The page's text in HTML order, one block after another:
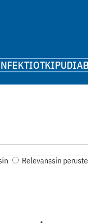
KIPU
Relevanssin